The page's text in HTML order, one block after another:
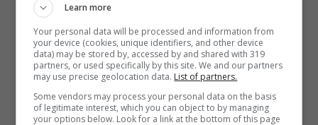
presidente Donaggio – speriamo di ritrovarli
integri. Tra loro ci sono anche persone avanti
negli anni e con particolari patologie. Se i
nostri occhi distolgono lo sguardo, non può
fare altrettanto la nostra coscienza”.
Learn more
Your personal data will be processed and information from
your device (cookies, unique identifiers, and other device
data) may be stored by, accessed by and shared with 319
partners, or used specifically by this site. We and our partners
may use precise geolocation data. List of partners.
Some vendors may process your personal data on the basis
of legitimate interest, which you can object to by managing
your options below. Look for a link at the bottom of this page